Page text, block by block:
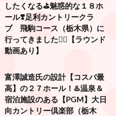
したくなる⛳️魅惑的な１８ホ
ール❣️足利カントリークラ
ブ 飛駒コース（栃木県）に
行ってきました🏌️‍♂️【ラウンド
動画あり】
富澤誠造氏の設計【コスパ最
高】の２７ホール！♨️温泉＆
宿泊施設のある【PGM】大日
向カントリー倶楽部（栃木